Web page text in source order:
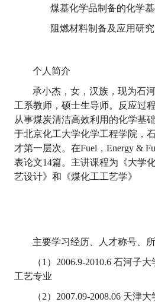
煤基化学品制备的化学
阻燃材料制备及应用研究
个人简介
承小杰，女，汉族，现为石
工系教师，硕士生导师。反应过
从事煤炭清洁高效利用的化学基
于北京化工大学化学工程学院，
才第一层次。在Fuel，Energy &
表论文14篇。主讲课程为《大学
艺设计》和《煤化工工艺学》
主要学习经历、人才称号、所
（1）2006.9-2010.6 石河子
工艺专业
（2）2007.09-2008.06 天津